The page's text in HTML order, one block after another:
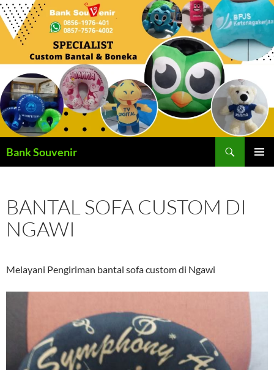
Langsung
ke
Bank Souvenir
BANTAL SOFA CUSTOM DI
NGAWI
Melayani Pengiriman bantal sofa custom di Ngawi